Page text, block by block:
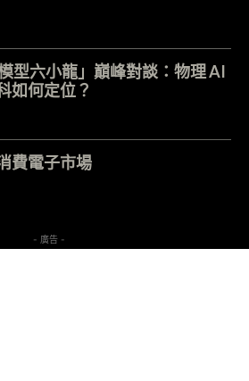
型六小龍」巔峰對談：物理 AI
如何定位？
費電子市場
- 廣告 -